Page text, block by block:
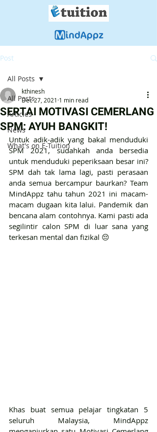
Post
All Posts
Articles
News
What's on E-Tuition
All Posts
SERTAI MOTIVASI CEMERLANG
SPM: AYUH BANGKIT!
kthinesh
Dec 27, 2021 1 min read
Untuk adik-adik yang bakal menduduki
SPM 2021, sudahkah anda bersedia
untuk menduduki peperiksaan besar ini?
SPM dah tak lama lagi, pasti perasaan
anda semua bercampur baurkan? Team
MindAppz tahu tahun 2021 ini macam-
macam dugaan kita lalui. Pandemik dan
bencana alam contohnya. Kami pasti ada
segilintir calon SPM di luar sana yang
terkesan mental dan fizikal 😔
Khas buat semua pelajar tingkatan 5
seluruh Malaysia, MindAppz